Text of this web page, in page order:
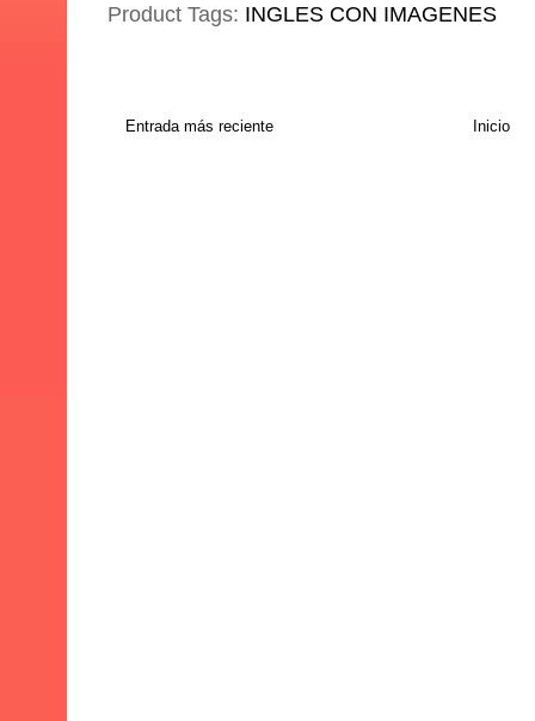
Product Tags: INGLES CON IMAGENES
Entrada más reciente Inicio